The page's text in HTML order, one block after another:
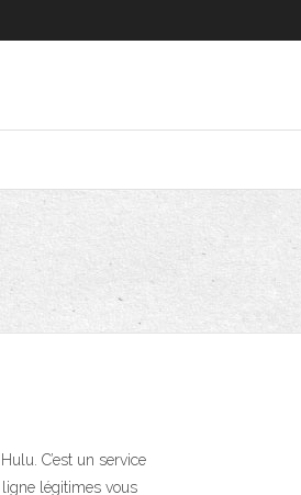
C’est un service
légitimes vous